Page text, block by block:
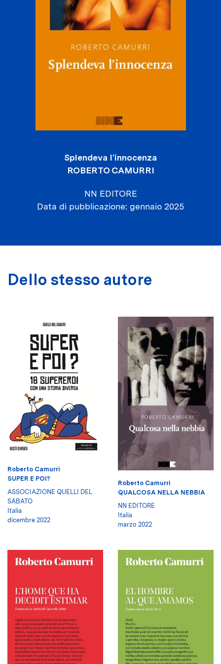
Splendeva l'innocenza
ROBERTO CAMURRI
NN EDITORE
Data di pubblicazione gennaio 2025
Dello stesso autore
Roberto Camurri
SUPER E POI?
ASSOCIAZIONE QUELLI DEL
SABATO
Italia
dicembre 2022
Roberto Camurri
QUALCOSA NELLA NEBBIA
NN EDITORE
Italia
marzo 2022